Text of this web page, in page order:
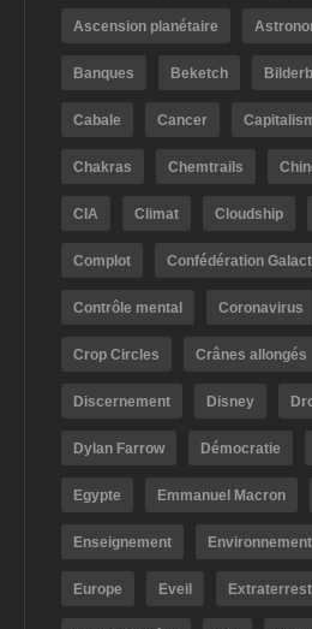
Ascension planétaire
Banques Beketch
Cabale Cancer
Chakras Chemtrails
CIA Climat Cloudship
Complot Confédération
Contrôle mental Coronavirus
Crop Circles Crânes allongés
Discernement Disney
Dylan Farrow Démocratie
Egypte Emmanuel Macron
Enseignement Environnement
Europe Eveil